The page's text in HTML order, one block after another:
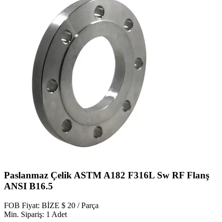
Paslanmaz Çelik ASTM A182 F316L Sw RF Flanş
ANSI B16.5
FOB Fiyat: BİZE $ 20 / Parça
Min. Sipariş: 1 Adet